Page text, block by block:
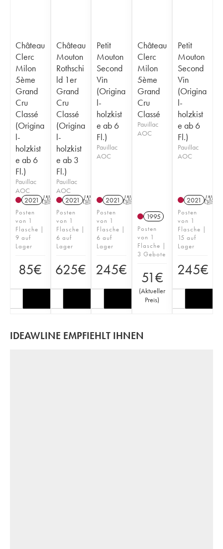
Château
Clerc
Milon
5ème
Grand
Cru
Classé
(Origina
l-
holzkist
e ab 6
Fl.)
Pauillac
AOC
2021 T
Posten
von 1
Flasche |
9 auf
Lager
85€
Château
Mouton
Rothschi
ld 1er
Grand
Cru
Classé
(Origina
l-
holzkist
e ab 3
Fl.)
Pauillac
AOC
2021 T
Posten
von 1
Flasche |
6 auf
Lager
625€
Petit
Mouton
Second
Vin
(Origina
l-
holzkist
e ab 6
Fl.)
Pauillac
AOC
2021 T
Posten
von 1
Flasche |
6 auf
Lager
245€
Château
Clerc
Milon
5ème
Grand
Cru
Classé
Pauillac
AOC
1995
Posten
von 1
Flasche |
3 Gebote
51€
(Aktueller
Preis)
Petit
Mouton
Second
Vin
(Origina
l-
holzkist
e ab 6
Fl.)
Pauillac
AOC
2021 T
Posten
von 1
Flasche |
15 auf
Lager
245€
IDEAWLINE EMPFIEHLT IHNEN